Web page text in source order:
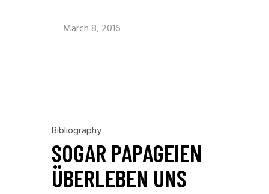
March 8, 2016
Bibliography
SOGAR PAPAGEIEN
ÜBERLEBEN UNS